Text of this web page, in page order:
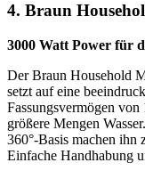
4. Braun
3000 Watt Power für
Der Braun Household
setzt auf eine
Fassungsvermögen
größere Mengen
360°-Basis machen
Einfache Handhabung